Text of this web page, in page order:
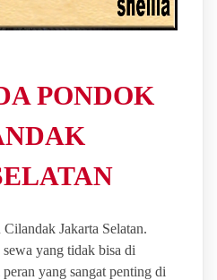
PONDOK
Jakarta Selatan.
yang tidak bisa di
yang sangat penting di